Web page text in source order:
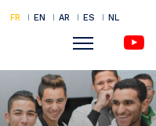
FR EN AR ES NL
Menu